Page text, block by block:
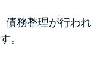
債務整理が行われ
。